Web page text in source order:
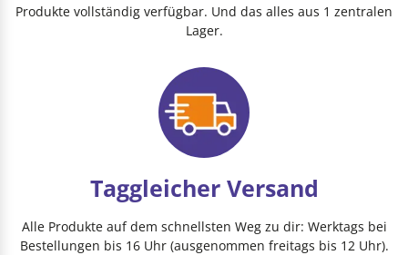
Produkte vollständig verfügbar. Und das alles aus 1 zentralen
Lager.
Taggleicher Versand
Alle Produkte auf dem schnellsten Weg zu dir: Werktags bei
Bestellungen bis 16 Uhr (ausgenommen freitags bis 12 Uhr).